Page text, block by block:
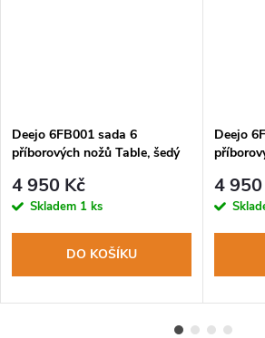
Deejo 6FB001 sada 6
příborových nožů Table, šedý
4 950 Kč
Skladem 1 ks
DO KOŠÍKU
Deejo
4